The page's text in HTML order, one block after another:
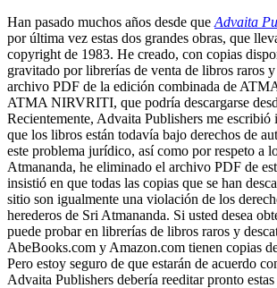
Han pasado muchos años desde que Advaita
por última vez estas dos grandes obras, que
copyright de 1983. He creado, con copias
gravitado por librerías de venta de libros raros
archivo PDF de la edición combinada de
ATMA NIRVRITI, que podría descargarse
Recientemente, Advaita Publishers me escribió
que los libros están todavía bajo derechos de
este problema jurídico, así como por respeto a
Atmananda, he eliminado el archivo PDF de
insistió en que todas las copias que se han
sitio son igualmente una violación de los
herederos de Sri Atmananda. Si usted desea
puede probar en librerías de libros raros y
AbeBooks.com y Amazon.com tienen copias
Pero estoy seguro de que estarán de acuerdo
Advaita Publishers debería reeditar pronto estas